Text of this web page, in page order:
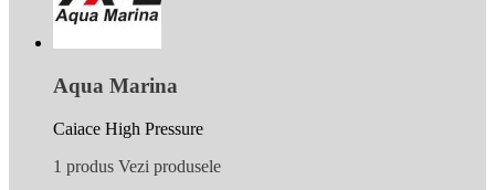
Aqua Marina
Caiace High Pressure
1 produs Vezi produsele